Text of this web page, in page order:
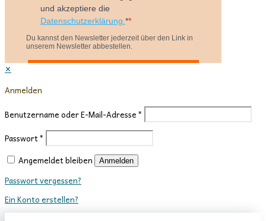
✕
Anmelden
Benutzername oder E-Mail-Adresse*
Passwort*
Angemeldet bleiben
Anmelden
Passwort vergessen?
Ein Konto erstellen?